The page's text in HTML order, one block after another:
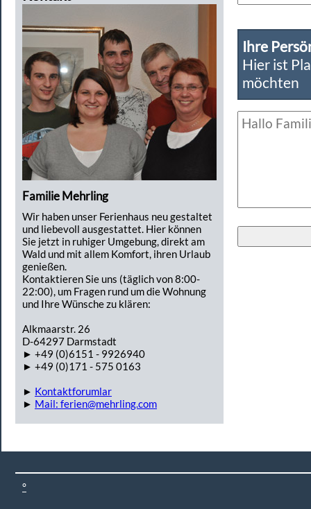
Familie Mehrling
Wir haben unser Ferienhaus neu gestaltet
und liebevoll ausgestattet. Hier können
Sie jetzt in ruhiger Umgebung, direkt am
Wald und mit allem Komfort, ihren Urlaub
genießen.
Kontaktieren Sie uns (täglich von 8:00-
22:00), um Fragen rund um die Wohnung
und Ihre Wünsche zu klären:
Alkmaarstr. 26
D-64297 Darmstadt
► +49 (0)6151 - 9926940
► +49 (0)171 - 575 0163
► Kontaktforumlar
► Mail: ferien@mehrling.com
Ihre
Hier ist
möchten
°